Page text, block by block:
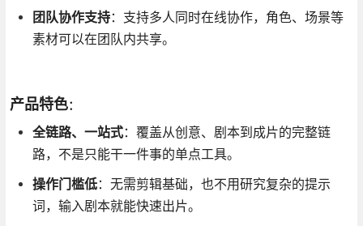
团队协作支持：支持多人同时在线协作，角色、场景等
素材可以在团队内共享。
产品特色：
全链路、一站式：覆盖从创意、剧本到成片的完整链
路，不是只能干一件事的单点工具。
操作门槛低：无需剪辑基础，也不用研究复杂的提示
词，输入剧本就能快速出片。